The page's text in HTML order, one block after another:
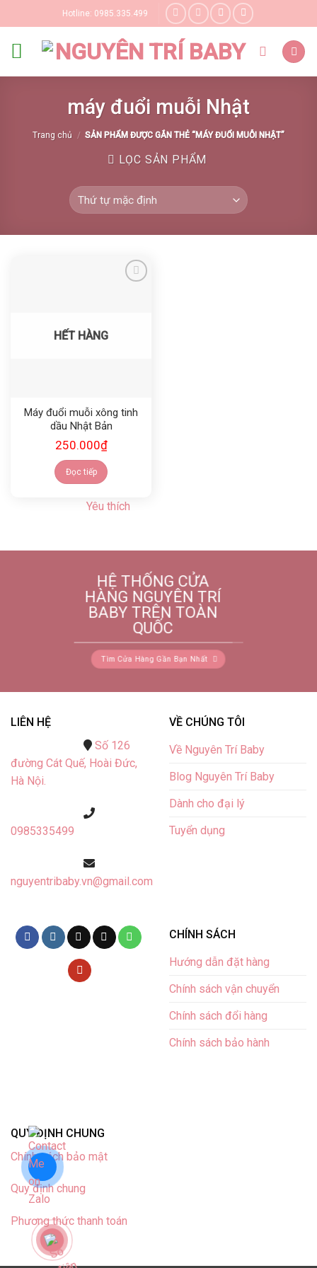
to
content
Hotline: 0985.335.499
máy đuổi muỗi Nhật
Trang chủ / SẢN PHẨM ĐƯỢC GẮN THẺ “MÁY ĐUỔI MUỖI NHẬT”
LỌC SẢN PHẨM
HẾT HÀNG
Máy đuổi muỗi xông tinh
dầu Nhật Bản
250.000₫
Đọc tiếp
Yêu thích
HỆ THỐNG CỬA
HÀNG NGUYÊN TRÍ
BABY TRÊN TOÀN
QUỐC
Tìm Cửa Hàng Gần Bạn Nhất
LIÊN HỆ
Số 126
đường Cát Quế, Hoài Đức,
Hà Nội.
0985335499
nguyentribaby.vn@gmail.com
VỀ CHÚNG TÔI
Về Nguyên Trí Baby
Blog Nguyên Trí Baby
Dành cho đại lý
Tuyển dụng
CHÍNH SÁCH
Hướng dẫn đặt hàng
Chính sách vận chuyển
Chính sách đổi hàng
Chính sách bảo hành
QUY ĐỊNH CHUNG
Chính sách bảo mật
Quy định chung
Phương thức thanh toán